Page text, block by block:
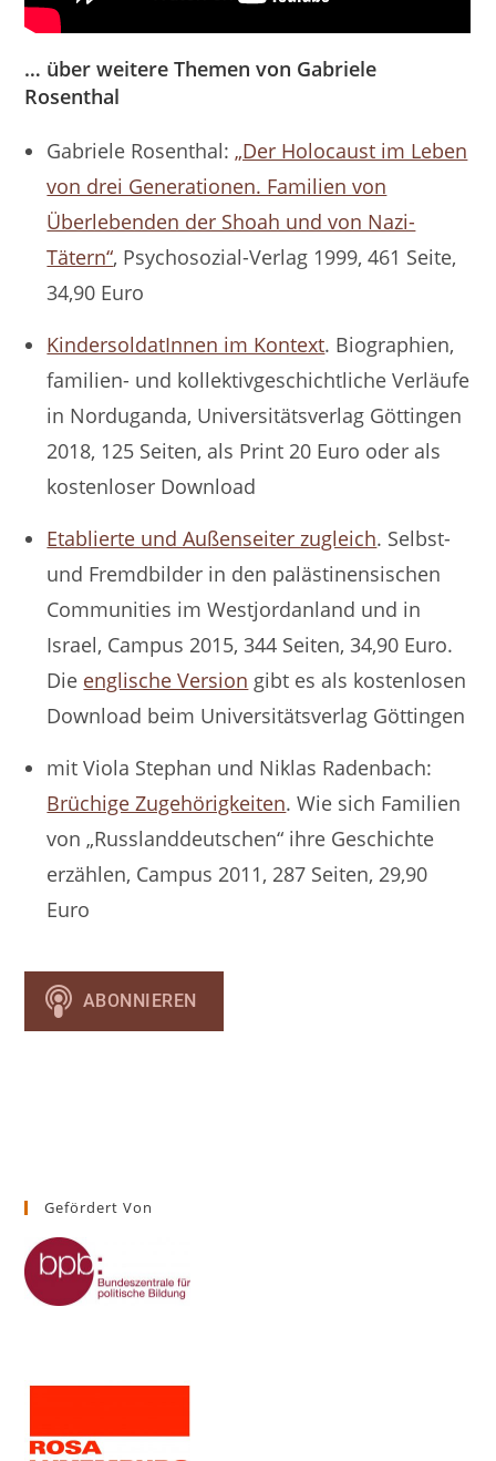
… über weitere Themen von Gabriele
Rosenthal
Gabriele Rosenthal: „Der Holocaust im Leben
von drei Generationen. Familien von
Überlebenden der Shoah und von Nazi-
Tätern“, Psychosozial-Verlag 1999, 461 Seite,
34,90 Euro
KindersoldatInnen im Kontext. Biographien,
familien- und kollektivgeschichtliche Verläufe
in Norduganda, Universitätsverlag Göttingen
2018, 125 Seiten, als Print 20 Euro oder als
kostenloser Download
Etablierte und Außenseiter zugleich. Selbst-
und Fremdbilder in den palästinensischen
Communities im Westjordanland und in
Israel, Campus 2015, 344 Seiten, 34,90 Euro.
Die englische Version gibt es als kostenlosen
Download beim Universitätsverlag Göttingen
mit Viola Stephan und Niklas Radenbach:
Brüchige Zugehörigkeiten. Wie sich Familien
von „Russlanddeutschen“ ihre Geschichte
erzählen, Campus 2011, 287 Seiten, 29,90
Euro
Gefördert Von